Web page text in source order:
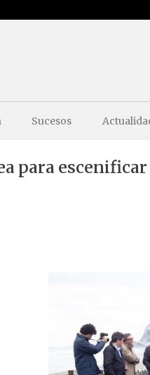
Sucesos
para